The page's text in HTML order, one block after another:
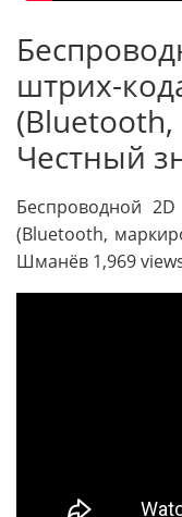
штрих-
Честный
Беспроводной
(Bluetooth,
Шманёв 1,969